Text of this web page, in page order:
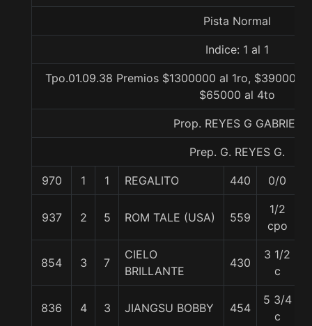
Pista Normal
Indice: 1 al 1
Tpo.01.09.38 Premios $1300000 al 1ro, $390000
$65000 al 4to
Prop. REYES G GABRIEL
Prep. G. REYES G.
970 1 1 REGALITO 440 0/0
937 2 5 ROM TALE (USA) 559
1/2
cpo
854 3 7
CIELO
BRILLANTE
430
3 1/2
c
836 4 3 JIANGSU BOBBY 454
5 3/4
c